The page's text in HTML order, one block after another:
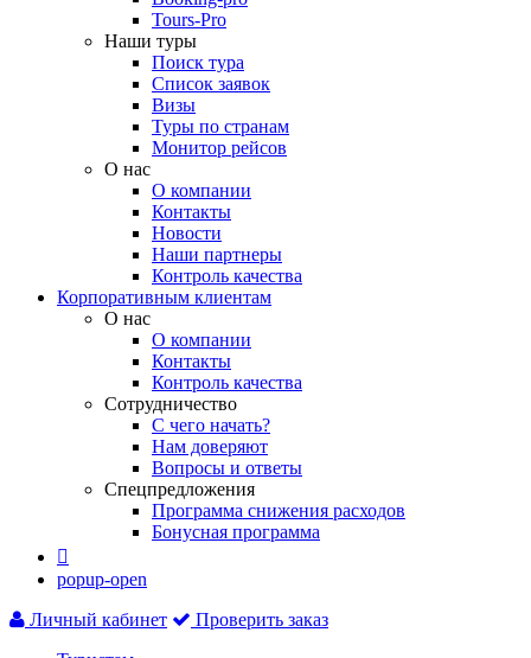
Tours-Pro
Наши туры
Поиск тура
Список заявок
Визы
Туры по странам
Монитор рейсов
О нас
О компании
Контакты
Новости
Наши партнеры
Контроль качества
Корпоративным клиентам
О нас
О компании
Контакты
Контроль качества
Сотрудничество
С чего начать?
Нам доверяют
Вопросы и ответы
Спецпредложения
Программа снижения расходов
Бонусная программа

popup-open
Личный кабинет
Проверить заказ